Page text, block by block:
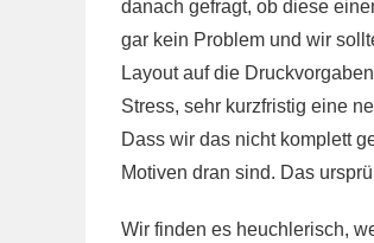
danach gefragt, ob diese
gar kein Problem und wir
Layout auf die
Stress, sehr kurzfristig eine
Dass wir das nicht komplett
Motiven dran sind. Das
Wir finden es heuchlerisch,